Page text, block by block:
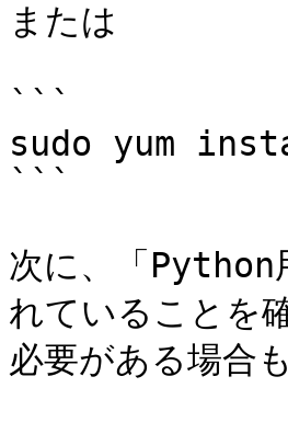
または
```
sudo yum
```
次に、「Python
れていること
必要がある場合